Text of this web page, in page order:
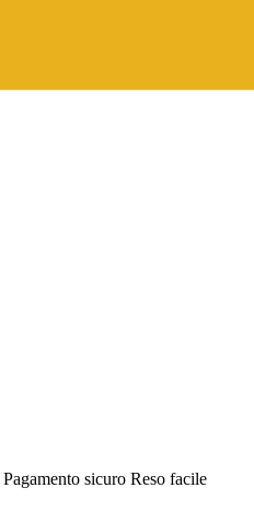
Pagamento sicuro Reso facile